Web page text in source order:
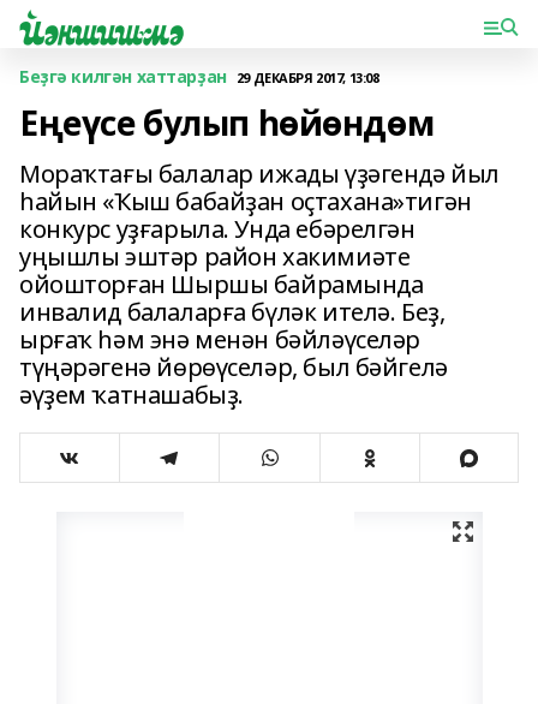
Беҙгә килгән хаттарҙан 29 ДЕКАБРЯ 2017, 13:08
Еңеүсе булып һөйөндөм
Мораҡтағы балалар ижады үҙәгендә йыл
һайын «Ҡыш бабайҙан оҫтахана»тигән
конкурс уҙғарыла. Унда ебәрелгән
уңышлы эштәр район хакимиәте
ойоштор­ған Шыршы байрамында
инвалид балаларға бүләк ителә. Беҙ,
ырғаҡ һәм энә менән бәйләүселәр
түңәрәгенә йөрөүселәр, был бәйгелә
әүҙем ҡатнашабыҙ.